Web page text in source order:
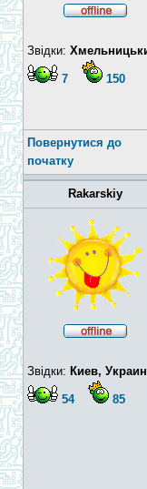
Звідки:
7 150
Повернутися до
початку
Rakarskiy
Звідки: Киев,
54 85